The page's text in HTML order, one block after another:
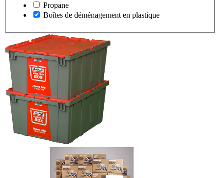
Propane
Boîtes de déménagement en plastique